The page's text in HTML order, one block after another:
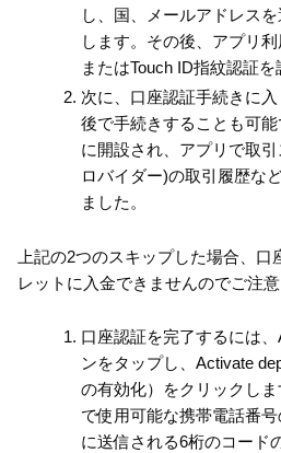
し、国、メールアドレス
します。その後、アプリ
またはTouch ID指紋認証を
次に、口座認証手続きに
後で手続きすることも可
に開設され、アプリで取
ロバイダー)の取引履歴な
ました。
上記の2つのスキップした場合、
レットに入金できませんのでご注意
口座認証を完了するには
ンをタップし、Activate
の有効化）をクリックし
で使用可能な携帯電話番
に送信される6桁のコード